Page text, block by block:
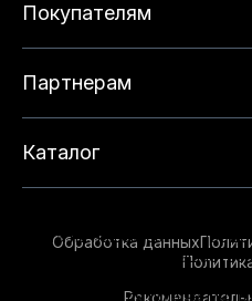
Покупателям
Партнерам
Каталог
Обработка данных
опыта на нашем сайте.
данный сайт, вы